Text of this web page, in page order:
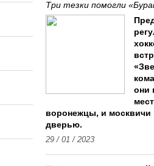
Три тезки помогли
они
воронежцы, и москвичи
дверью.
29 / 01 / 2023